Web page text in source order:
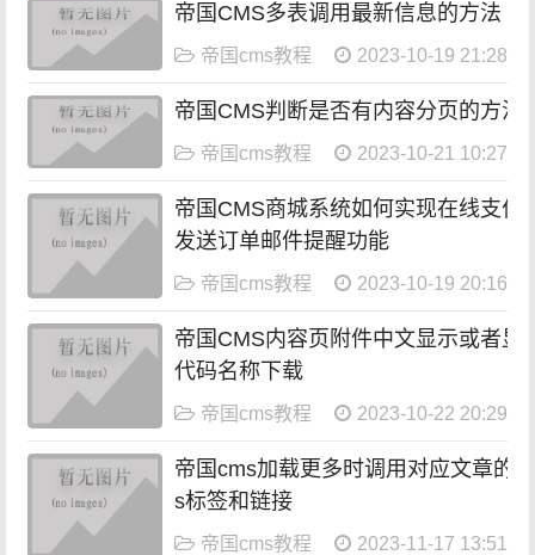
帝国CMS多表调用最新信息的方法
帝国cms教程 2023-10-19 21:28:08
帝国CMS判断是否有内容分页的方法
帝国cms教程 2023-10-21 10:27:20
帝国CMS商城系统如何实现在线支付
发送订单邮件提醒功能
帝国cms教程 2023-10-19 20:16:14
帝国CMS内容页附件中文显示或者显
代码名称下载
帝国cms教程 2023-10-22 20:29:05
帝国cms加载更多时调用对应文章的
s标签和链接
帝国cms教程 2023-11-17 13:51:30